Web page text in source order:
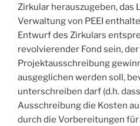
Zirkular herauszugeben, das
Verwaltung von PEEI
Entwurf des Zirkulars
revolvierender Fond sein,
Projektausschreibung
ausgeglichen werden soll,
unterschreiben darf (d.h.
Ausschreibung die Kosten
durch die Vorbereitungen